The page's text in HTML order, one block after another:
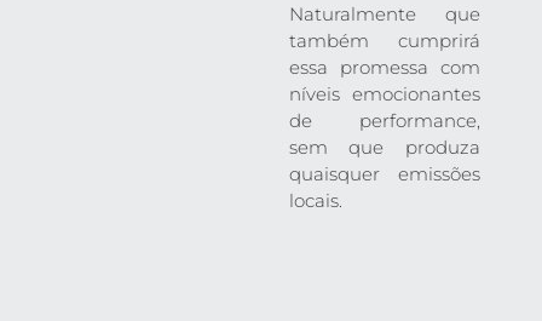
Naturalmente que
também cumprirá
essa promessa com
níveis emocionantes
de performance,
sem que produza
quaisquer emissões
locais.